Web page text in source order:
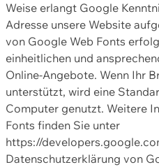
Weise erlangt Google
Adresse unsere Website
von Google Web Fonts
einheitlichen und
Online-Angebote. Wenn Ihr
unterstützt, wird eine
Computer genutzt. Weitere
Fonts finden Sie unter
https://
Datenschutzerklärung von